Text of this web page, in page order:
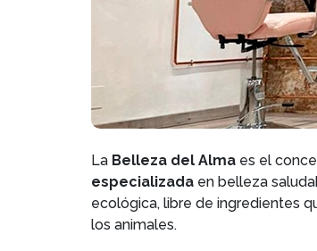
La Belleza del Alma es el
especializada en belleza
ecológica, libre de ingredientes
los animales.